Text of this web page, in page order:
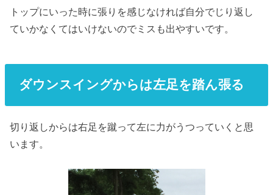
トップにいった時に張りを感じなければ自分でじり返し
ていかなくてはいけないのでミスも出やすいです。
ダウンスイングからは左足を踏ん張る
切り返しからは右足を蹴って左に力がうつっていくと思
います。